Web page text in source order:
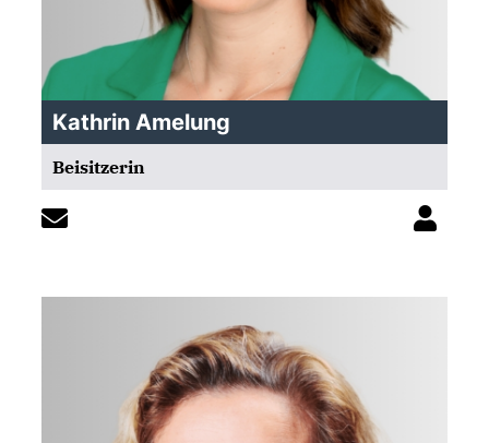
Kathrin Amelung
Beisitzerin